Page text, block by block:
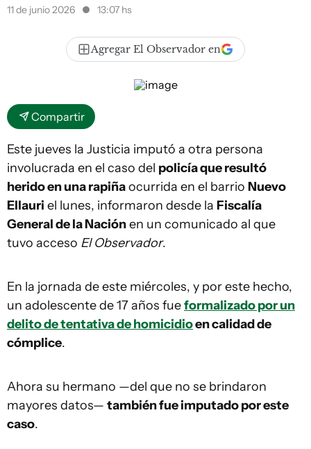
11 de junio 2026 13:07 hs
Agregar El Observador en
Compartir
Este jueves la Justicia imputó a otra persona
involucrada en el caso del policía que resultó
herido en una rapiñaocurrida en el barrio Nuevo
Ellauri el lunes, informaron desde la Fiscalía
General de la Naciónen un comunicado al que
tuvo acceso El Observador.
En la jornada de este miércoles, y por este hecho,
un adolescente de 17 años fueformalizado por un
delito de tentativa de homicidioen calidad de
cómplice.
Ahora su hermano —del que no se brindaron
mayores datos— también fue imputado por este
caso.